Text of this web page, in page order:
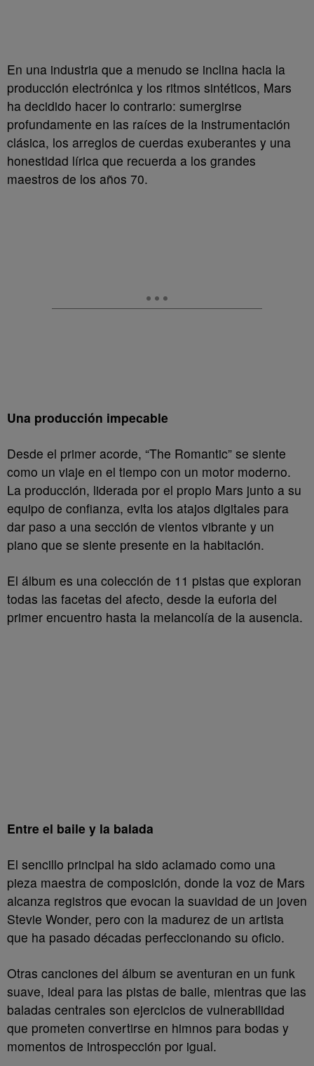
En una industria que a menudo se inclina hacia la
producción electrónica y los ritmos sintéticos, Mars
ha decidido hacer lo contrario: sumergirse
profundamente en las raíces de la instrumentación
clásica, los arreglos de cuerdas exuberantes y una
honestidad lírica que recuerda a los grandes
maestros de los años 70.
Una producción impecable
Desde el primer acorde, “The Romantic” se siente
como un viaje en el tiempo con un motor moderno.
La producción, liderada por el propio Mars junto a su
equipo de confianza, evita los atajos digitales para
dar paso a una sección de vientos vibrante y un
piano que se siente presente en la habitación.
El álbum es una colección de 11 pistas que exploran
todas las facetas del afecto, desde la euforia del
primer encuentro hasta la melancolía de la ausencia.
Entre el baile y la balada
El sencillo principal ha sido aclamado como una
pieza maestra de composición, donde la voz de Mars
alcanza registros que evocan la suavidad de un joven
Stevie Wonder, pero con la madurez de un artista
que ha pasado décadas perfeccionando su oficio.
Otras canciones del álbum se aventuran en un funk
suave, ideal para las pistas de baile, mientras que las
baladas centrales son ejercicios de vulnerabilidad
que prometen convertirse en himnos para bodas y
momentos de introspección por igual.